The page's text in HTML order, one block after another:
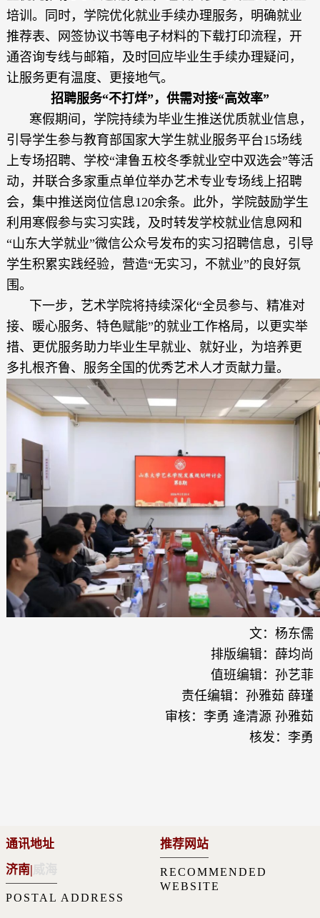
培训。同时，学院优化就业手续办理服务，明确就业
推荐表、网签协议书等电子材料的下载打印流程，开
通咨询专线与邮箱，及时回应毕业生手续办理疑问，
让服务更有温度、更接地气。
招聘服务“不打烊”，供需对接“高效率”
寒假期间，学院持续为毕业生推送优质就业信息，
引导学生参与教育部国家大学生就业服务平台15场线
上专场招聘、学校“津鲁五校冬季就业空中双选会”等活
动，并联合多家重点单位举办艺术专业专场线上招聘
会，集中推送岗位信息120余条。此外，学院鼓励学生
利用寒假参与实习实践，及时转发学校就业信息网和
“山东大学就业”微信公众号发布的实习招聘信息，引导
学生积累实践经验，营造“无实习，不就业”的良好氛
围。
下一步，艺术学院将持续深化“全员参与、精准对
接、暖心服务、特色赋能”的就业工作格局，以更实举
措、更优服务助力毕业生早就业、就好业，为培养更
多扎根齐鲁、服务全国的优秀艺术人才贡献力量。
文：杨东儒
排版编辑：薛均尚
值班编辑：孙艺菲
责任编辑：孙雅茹 薛瑾
审核：李勇 逄清源 孙雅茹
核发：李勇
通讯地址
济南|
POSTAL ADDRESS
推荐网站
RECOMMENDED
WEBSITE